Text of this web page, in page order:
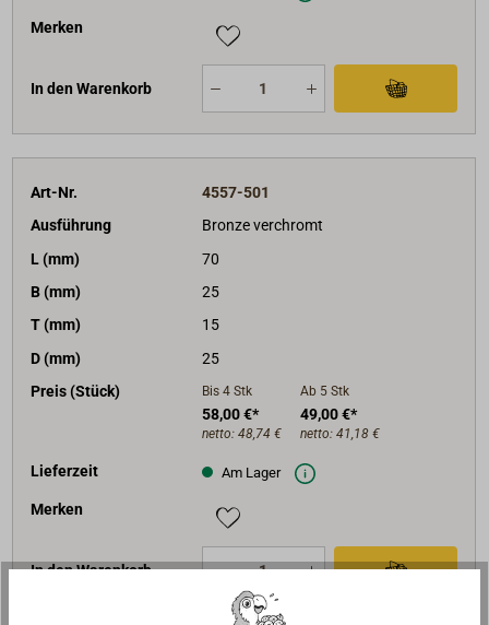
Merken
In den Warenkorb
Art-Nr.
4557-501
Ausführung
Bronze verchromt
L (mm)
70
B (mm)
25
T (mm)
15
D (mm)
25
Preis (Stück)
Bis 4 Stk
58,00 €*
netto: 48,74 €
Ab 5 Stk
49,00 €*
netto: 41,18 €
Lieferzeit Am Lager
Merken
In den Warenkorb